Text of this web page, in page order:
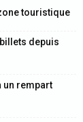
touristique
depuis
un rempart